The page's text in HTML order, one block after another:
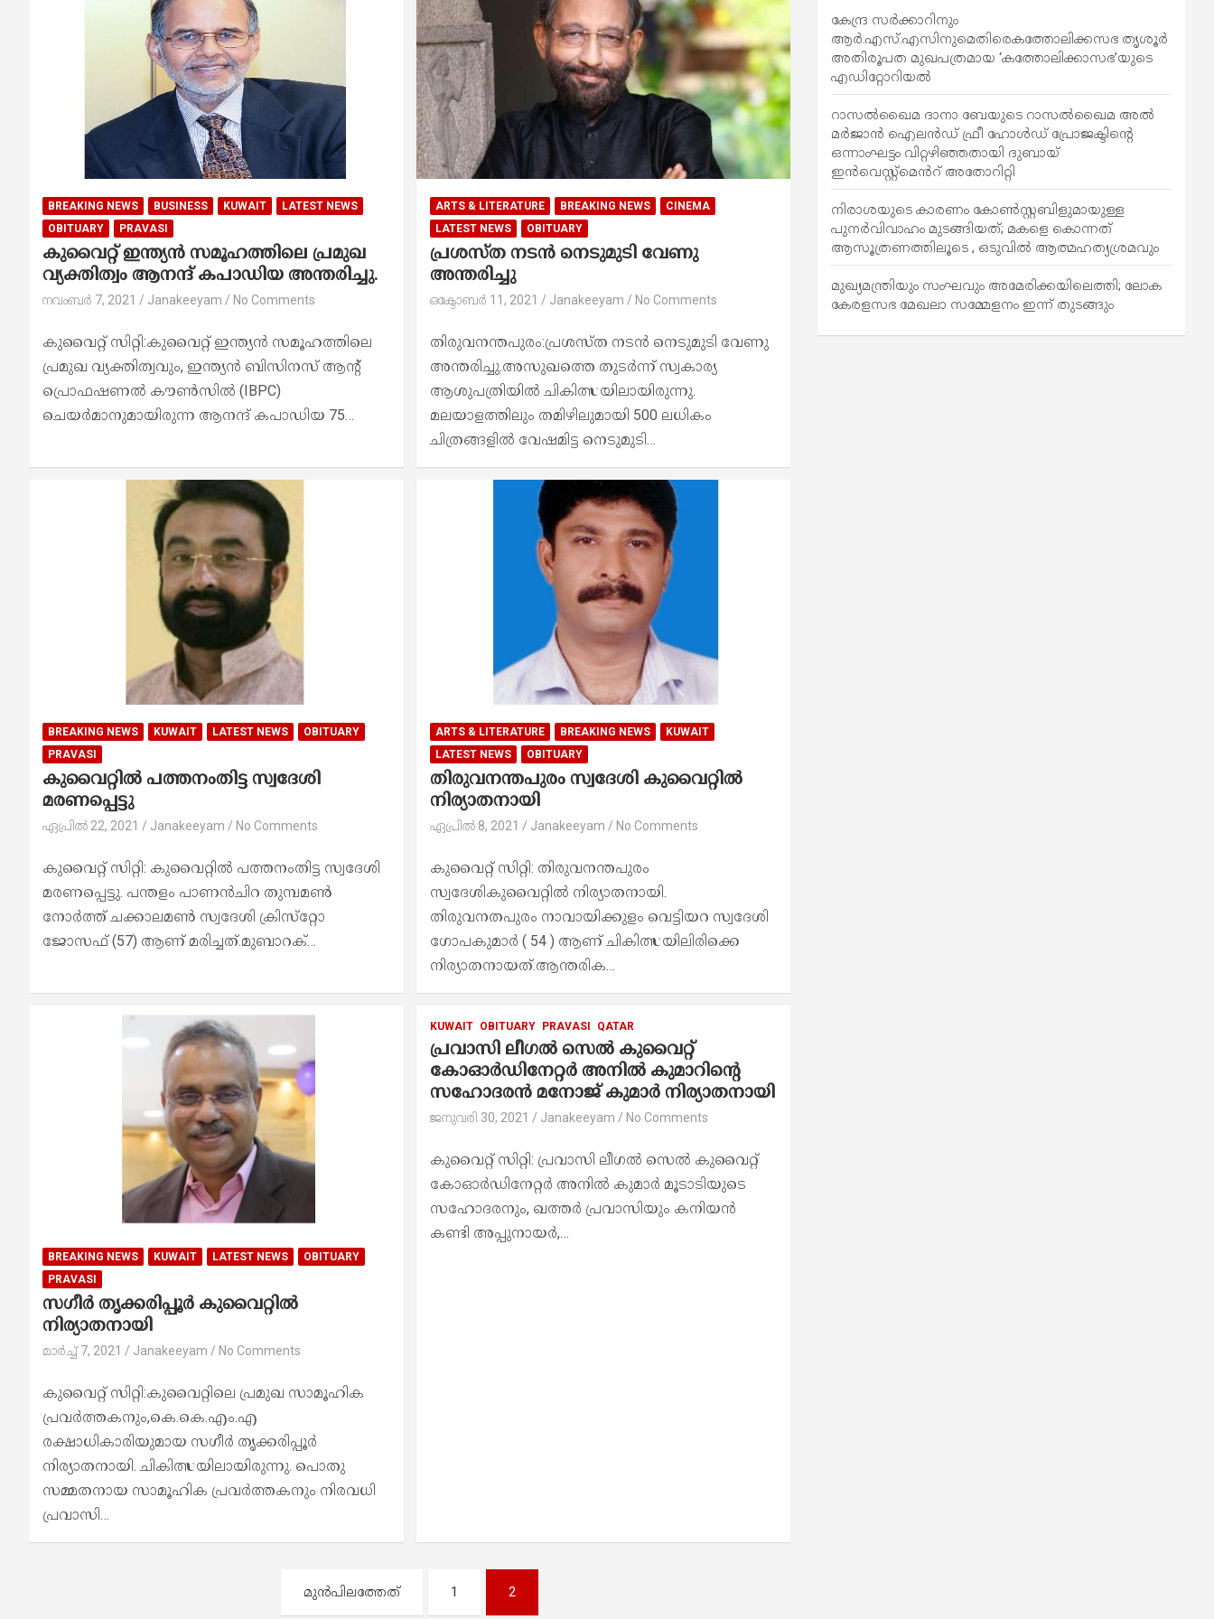
BREAKING NEWS BUSINESS KUWAIT
LATEST NEWS
OBITUARY
PRAVASI
കുവൈറ്റ് ഇന്ത്യൻ സമൂഹത്തിലെ പ്രമുഖ
വ്യക്തിത്വം ആനന്ദ് കപാഡിയ അന്തരിച്ചു.
നവംബർ 7, 2021 Janakeeyam No Comments
കുവൈറ്റ് സിറ്റി:കുവൈറ്റ് ഇന്ത്യൻ സമൂഹത്തിലെ
പ്രമുഖ വ്യക്തിത്വവും, ഇന്ത്യൻ ബിസിനസ് ആന്റ്
പ്രൊഫഷണൽ കൗൺസിൽ (IBPC)
ചെയർമാനുമായിരുന്ന ആനന്ദ് കപാഡിയ 75…
ARTS & LITERATURE BREAKING NEWS
CINEMA
LATEST NEWS
OBITUARY
പ്രശസ്ത നടൻ നെടുമുടി വേണു
അന്തരിച്ചു
ഒക്ടോബർ 11, 2021 Janakeeyam No Comments
തിരുവനന്തപുരം:പ്രശസ്ത നടൻ നെടുമുടി വേണു
അന്തരിച്ചു.അസുഖത്തെ തുടർന്ന്​ സ്വകാര്യ
ആശുപത്രിയിൽ ചികിത്സയിലായിരുന്നു.
മലയാളത്തിലും തമിഴിലുമായി 500 ലധികം
ചിത്രങ്ങളിൽ വേഷമിട്ട നെടുമുടി…
BREAKING NEWS KUWAIT LATEST NEWS
OBITUARY
PRAVASI
കുവൈറ്റില്‍ പത്തനംതിട്ട സ്വദേശി
മരണപ്പെട്ടു
ഏപ്രിൽ 22, 2021 Janakeeyam No Comments
കുവൈറ്റ് സിറ്റി: കുവൈറ്റില്‍ പത്തനംതിട്ട സ്വദേശി
മരണപ്പെട്ടു. പന്തളം പാണന്‍ചിറ തുമ്പമണ്‍
നോര്‍ത്ത് ചക്കാലമണ്‍ സ്വദേശി ക്രിസ്‌റ്റോ
ജോസഫ് (57) ആണ് മരിച്ചത്.മുബാറക്…
ARTS & LITERATURE BREAKING NEWS
KUWAIT
LATEST NEWS
OBITUARY
തിരുവനന്തപുരം സ്വദേശി കുവൈറ്റിൽ
നിര്യാതനായി
ഏപ്രിൽ 8, 2021 Janakeeyam No Comments
കുവൈറ്റ് സിറ്റി: തിരുവനന്തപുരം
സ്വദേശികുവൈറ്റിൽ നിര്യാതനായി.
തിരുവനതപുരം നാവായിക്കുളം വെട്ടിയറ സ്വദേശി
ഗോപകുമാർ ( 54 ) ആണ് ചികിത്സയിലിരിക്കെ
നിര്യാതനായത്.ആന്തരിക…
BREAKING NEWS KUWAIT LATEST NEWS
OBITUARY
PRAVASI
സഗീർ തൃക്കരിപ്പൂർ കുവൈറ്റിൽ
നിര്യാതനായി
മാർച്ച്‌ 7, 2021 Janakeeyam No Comments
കുവൈറ്റ് സിറ്റി:കുവൈറ്റിലെ പ്രമുഖ സാമൂഹിക
പ്രവർത്തകനും,കെ.കെ.എം.എ
രക്ഷാധികാരിയുമായ സഗീർ തൃക്കരിപ്പൂർ
നിര്യാതനായി. ചികിത്സയിലായിരുന്നു. പൊതു
സമ്മതനായ സാമൂഹിക പ്രവർത്തകനും നിരവധി
പ്രവാസി…
KUWAIT OBITUARY PRAVASI QATAR
പ്രവാസി ലീഗൽ സെൽ കുവൈറ്റ്
കോഓർഡിനേറ്റർ അനിൽ കുമാറിന്റെ
സഹോദരൻ മനോജ് കുമാർ നിര്യാതനായി
ജനുവരി 30, 2021 Janakeeyam No Comments
കുവൈറ്റ് സിറ്റി: പ്രവാസി ലീഗൽ സെൽ കുവൈറ്റ്
കോഓർഡിനേറ്റർ അനിൽ കുമാർ മൂടാടിയുടെ
സഹോദരനും, ഖത്തർ പ്രവാസിയും കനിയൻ
കണ്ടി അപ്പുനായർ,…
മുന്‍പിലത്തേത് 1 2
കേന്ദ്ര സർക്കാറിനും
ആർ.എസ്.എസിനുമെതിരെകത്തോലിക്കസഭ തൃശൂർ
അതിരൂപത മുഖപത്രമായ ‘കത്തോലിക്കാസഭ’യുടെ
എഡിറ്റോറിയൽ
റാസൽഖൈമ ദാനാ ബേയുടെ റാസൽഖൈമ അൽ
മർജാൻ ഐലൻഡ് ഫ്രീ ഹോൾഡ് പ്രോജക്ടിന്റെ
ഒന്നാംഘട്ടം വിറ്റഴിഞ്ഞതായി ദുബായ്
ഇൻവെസ്റ്റ്‌മെൻറ് അതോറിറ്റി
നിരാശയുടെ കാരണം കോണ്‍സ്റ്റബിളുമായുള്ള
പുനര്‍വിവാഹം മുടങ്ങിയത്; മകളെ കൊന്നത്
ആസൂത്രണത്തിലൂടെ , ഒടുവിൽ ആത്മഹത്യശ്രമവും
മുഖ്യമന്ത്രിയും സംഘവും അമേരിക്കയിലെത്തി; ലോക
കേരളസഭ മേഖലാ സമ്മേളനം ഇന്ന് തുടങ്ങും